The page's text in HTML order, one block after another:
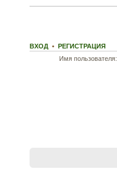
ВХОД • РЕГИСТРАЦИЯ
Имя пользователя: